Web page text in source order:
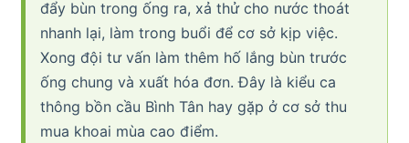
đẩy bùn trong ống ra, xả thử cho nước thoát
nhanh lại, làm trong buổi để cơ sở kịp việc.
Xong đội tư vấn làm thêm hố lắng bùn trước
ống chung và xuất hóa đơn. Đây là kiểu ca
thông bồn cầu Bình Tân hay gặp ở cơ sở thu
mua khoai mùa cao điểm.